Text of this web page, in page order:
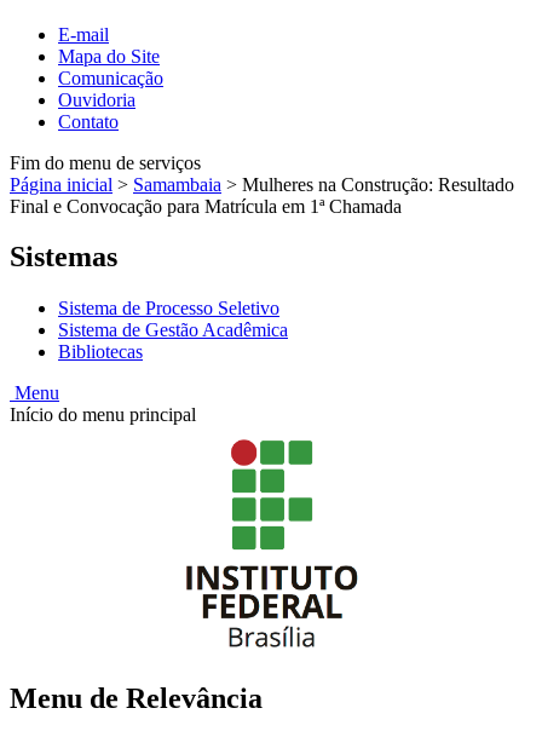
E-mail
Mapa do Site
Comunicação
Ouvidoria
Contato
Fim do menu de serviços
Página inicial > Samambaia > Mulheres na Construção: Resultado
Final e Convocação para Matrícula em 1ª Chamada
Sistemas
Sistema de Processo Seletivo
Sistema de Gestão Acadêmica
Bibliotecas
Menu
Início do menu principal
Menu de Relevância